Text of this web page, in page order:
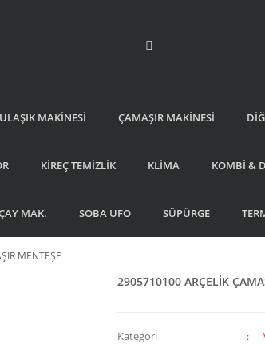
MAKİNESİ ÇAMAŞIR MAKİNESİ
KİREÇ TEMİZLİK KLİMA KOMBİ &
MAK. SOBA UFO SÜPÜRGE
MENTEŞE
2905710100 ARÇELİK
Kategori